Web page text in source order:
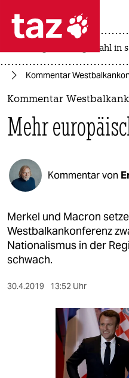
 taz
taz zahl
politik
öko
gesellschaft
kultur
sport
landtagswahl in
Kommentar
Kommentar
Mehr
Kommentar von
Merkel und Macron
Westbalkankonferenz
Nationalismus in der
schwach.
30.4.2019 13:52 Uhr